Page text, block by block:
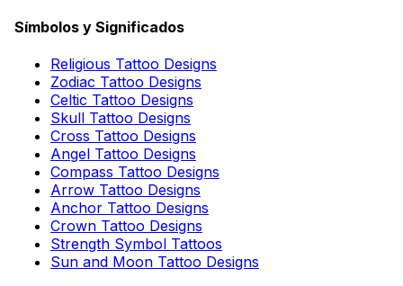
Símbolos y Significados
Religious Tattoo Designs
Zodiac Tattoo Designs
Celtic Tattoo Designs
Skull Tattoo Designs
Cross Tattoo Designs
Angel Tattoo Designs
Compass Tattoo Designs
Arrow Tattoo Designs
Anchor Tattoo Designs
Crown Tattoo Designs
Strength Symbol Tattoos
Sun and Moon Tattoo Designs